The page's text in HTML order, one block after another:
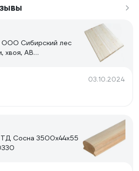
Сибирский лес
хвоя, АВ
03.10.2024
Сосна 3500х44х55